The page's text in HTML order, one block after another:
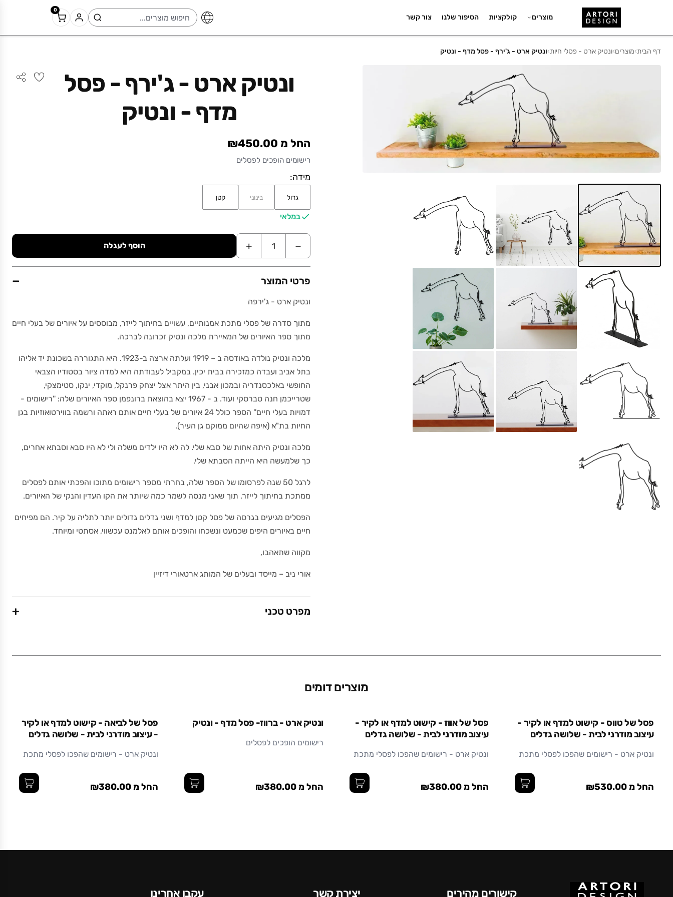
מוצרים קולקציות הסיפור שלנו צור קשר
0
דף הבית›מוצרים›ונטיק ארט - פסלי חיות›ונטיק ארט - ג'ירף - פסל מדף - ונטיק
ונטיק ארט - ג'ירף - פסל
מדף - ונטיק
החל מ ₪450.00
רישומים הופכים לפסלים
מידה:
גדול בינוני קטן
במלאי
−
+ הוסף לעגלה
פרטי המוצר −
ונטיק ארט - ג'ירפה
מתוך סדרה של פסלי מתכת אמנותיים, עשויים בחיתוך לייזר, מבוססים על איורים של בעלי חיים
מתוך ספר האיורים של המאיירת מלכה ונטיק זכרונה לברכה.
מלכה ונטיק נולדה באודסה ב – 1919 ועלתה ארצה ב-1923. היא התגוררה בשכונת יד אליהו
בתל אביב ועבדה כמזכירה בבית יכין. במקביל לעבודתה היא למדה ציור בסטודיו הצבאי
החופשי באלכסנדריה ובמכון אבני, בין היתר אצל יצחק פרנקל, מוקדי, ינקו, סטימצקי,
שטרייכמן חנה טברסקי ועוד. ב - 1967 יצא בהוצאת ברונפמן ספר האיורים שלה: ''רישומים -
דמויות בעלי חיים'' הספר כולל 24 איורים של בעלי חיים אותם ראתה ורשמה בווירטואוזיות בגן
החיות בת"א (איפה שהיום ממוקם גן העיר).
מלכה ונטיק היתה אחות של סבא שלי. לה לא היו ילדים משלה ולי לא היו סבא וסבתא אחרים,
כך שלמעשה היא הייתה הסבתא שלי.
לרגל 50 שנה לפרסומו של הספר שלה, בחרתי מספר רישומים מתוכו והפכתי אותם לפסלים
ממתכת בחיתוך לייזר, תוך שאני מנסה לשמר כמה שיותר את הקו העדין והנקי של האיורים.
הפסלים מגיעים בגרסה של פסל קטן למדף ושני גדלים גדולים יותר לתליה על קיר. הם מפיחים
חיים באיורים היפים שכמעט ונשכחו והופכים אותם לאלמנט עכשווי, אסתטי ומיוחד.
מקווה שתאהבו,
אורי ניב – מייסד ובעלים של המותג ארטאורי דיזיין
מפרט טכני +
מוצרים דומים
פסל של טווס - קישוט למדף או לקיר -
עיצוב מודרני לבית - שלושה גדלים
ונטיק ארט - רישומים שהפכו לפסלי מתכת
החל מ ₪530.00
פסל של אווז - קישוט למדף או לקיר -
עיצוב מודרני לבית - שלושה גדלים
ונטיק ארט - רישומים שהפכו לפסלי מתכת
החל מ ₪380.00
ונטיק ארט - ברווז- פסל מדף - ונטיק
רישומים הופכים לפסלים
החל מ ₪380.00
פסל של לביאה - קישוט למדף או לקיר
- עיצוב מודרני לבית - שלושה גדלים
ונטיק ארט - רישומים שהפכו לפסלי מתכת
החל מ ₪380.00
קישורים מהירים יצירת קשר עקבו אחרינו